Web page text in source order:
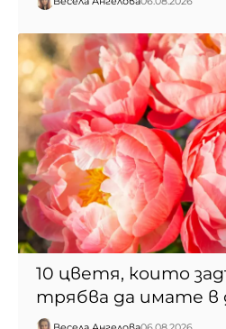
10 цветя, които
трябва да имате в